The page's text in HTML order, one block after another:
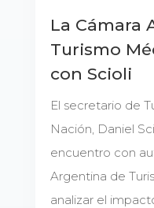
La Cámara
Turismo
con Scioli
El secretario de
Nación, Daniel
encuentro con
Argentina de
analizar el